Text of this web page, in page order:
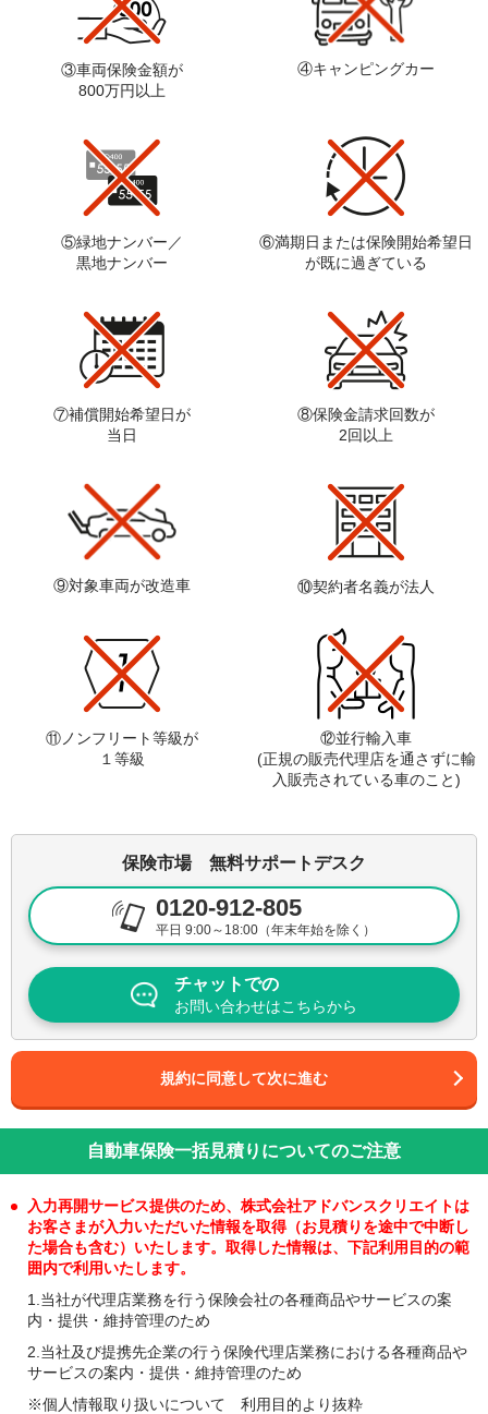
従業員情報(在職者)
2.勤怠管理・給与等の支給(税・年金・保険等の
3.福利厚生制度の運用管理のため
7.その他雇用管理(会社から従業員への業務運用
上必要な連絡を含む)及び当社の業務の円滑な
従業員情報(退職者)
1.在職中の社内経歴及び勤務・給与・健康情報
等の記録管理、安全管理状況等の把握のため
3.企業年金の支給等のため
4.社内報・社史・周年史等の利用を含む業務上
5.その他退職者管理(会社から退職者への案内等
の送付や業務、懇親等の必要に応じた連絡等及
び上記に付随する退職者管理を含む)のため
1.採用活動における連絡(内定後における入社の
株主さま関連の個人情報
株主優待関連事務処理、その他の連絡及びお問
個人情報（非開示対象の
1.対応要請に基づく、初期導入支援・保守・サ
2.業務上の連絡・手続き・お問い合わせ・管理
BPO事業対応により取
得・お預かりする個人情
報（非開示対象の個人情
1.委託契約に定める義務を履行するため
2.業務上の連絡・手続き・お問い合わせ・管理
業務（ユーザーID登録・削除等）対応のため
その他お問い合わせ、相
談に伴う個人情報
お問い合わせや相談・苦情・開示等の請求に対
する内容確認や連絡、業務適正管理・対応サー
ビス向上のため
個人情報のうち、当社が受託業務の範囲内で取得する個人情報については非開示
対象であり、お客さまによる権利行使の対象ではありませんが、それ以外の個人
情報については開示対象であり、お客さまによる権利行使の対象となります。
2.Webサイトにおける個人情報の取扱いについて
当社Webサイトは、お客さまにより良い情報やサービスをご提供していくことを
目的として、Cookie及びWeb beaconの技術を使用してアクセス情報等を取得する
ことがございます。Cookie及びWeb beaconの技術を使用して取得するアクセス情
報には、お客さまの氏名、電話番号、メールアドレス等といったお客さま個人の
情報は含まれておりません。
サービスを提供しております。そのため、当社が提供するターゲティング広告の
停止をご希望されると、これらのサービスが一部利用できなくなる可能性があり
※Web beaconとは、お客さまのコンピューターからのアクセス状況を把握することができる技
術です。Cookieとあわせて使用することで詳細な統計情報を取得することができるようになり
ます。
当サイトでは、サイトの利用状況を把握するために
ogle Analytics利用規約は、こちらをご覧ください。Google Analyticsにより収集さ
れた利用者の情報は、Google社のプライバシーポリシーに基づいて管理されま
当社は、お客さまごとにご興味・ご関心があると思われる広告を配信するターゲ
を使用しております。
③車両保険金額が
800万円以上
④キャンピングカー
⑤緑地ナンバー／
黒地ナンバー
⑥満期日または保険開始希望日
が既に過ぎている
⑦補償開始希望日が
当日
⑧保険金請求回数が
2回以上
⑨対象車両が改造車 ⑩契約者名義が法人
⑪ノンフリート等級が
１等級
⑫並行輸入車
(正規の販売代理店を通さずに輸
入販売されている車のこと)
保険市場 無料サポートデスク
0120-912-805
平日 9:00～18:00（年末年始を除く）
チャットでの
お問い合わせはこちらから
規約に同意して次に進む
自動車保険一括見積りについてのご注意
入力再開サービス提供のため、株式会社アドバンスクリエイトは
お客さまが入力いただいた情報を取得（お見積りを途中で中断し
た場合も含む）いたします。取得した情報は、下記利用目的の範
囲内で利用いたします。
1.当社が代理店業務を行う保険会社の各種商品やサービスの案
内・提供・維持管理のため
2.当社及び提携先企業の行う保険代理店業務における各種商品や
サービスの案内・提供・維持管理のため
※個人情報取り扱いについて 利用目的より抜粋